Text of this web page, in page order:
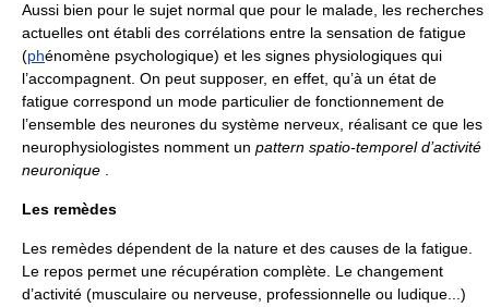
Aussi bien pour le sujet normal que pour le malade, les recherches
actuelles ont établi des corrélations entre la sensation de fatigue
(phénomène psychologique) et les signes physiologiques qui
l’accompagnent. On peut supposer, en effet, qu’à un état de
fatigue correspond un mode particulier de fonctionnement de
l’ensemble des neurones du système nerveux, réalisant ce que les
neurophysiologistes nomment un pattern spatio-temporel d’activité
neuronique
Les remèdes
Les remèdes dépendent de la nature et des causes de la fatigue.
Le repos permet une récupération complète. Le changement
d’activité (musculaire ou nerveuse, professionnelle ou ludique...)